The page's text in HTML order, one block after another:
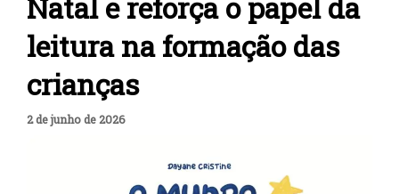
leitura na formação das
crianças
2 de junho de 2026